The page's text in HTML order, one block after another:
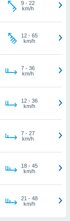
9- 22
km/h
12- 65
km/h
7- 36
km/h
12- 36
km/h
7- 27
km/h
18- 45
km/h
21 - 48
km/h